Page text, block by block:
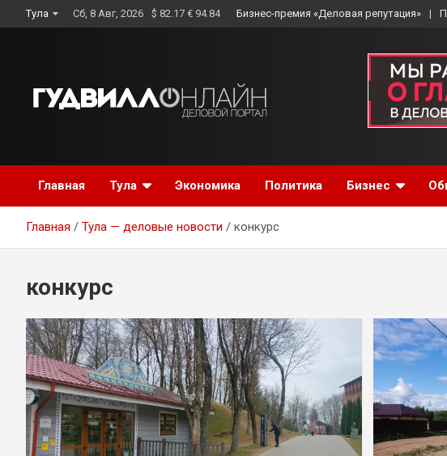
to
Тула Сб, 8 Авг, 2026 $ 82.17 € 94.84 Бизнес-премия «Деловая репутация»
Главная Тула Экономика Политика Бизнес
Главная Тула — деловые новости конкурс
конкурс